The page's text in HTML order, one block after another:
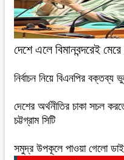
দেশে এলে বিমানবন্দরেই
নির্বাচন নিয়ে বিএনপির বক্তব্য
দেশের অর্থনীতির চাকা সচল
চট্টগ্রাম সিটি
সমুদ্র উপকূলে পাওয়া গেলো